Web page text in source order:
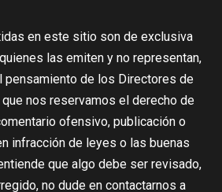
en este sitio son de exclusiva
las emiten y no representan,
pensamiento de los Directores de
que nos reservamos el derecho de
ofensivo, publicación o
infracción de leyes o las buenas
que algo debe ser revisado,
no dude en contactarnos a